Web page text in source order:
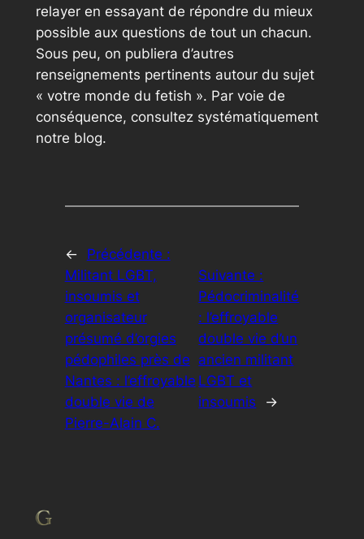
relayer en essayant de répondre du mieux
possible aux questions de tout un chacun.
Sous peu, on publiera d’autres
renseignements pertinents autour du sujet
« votre monde du fetish ». Par voie de
conséquence, consultez systématiquement
notre blog.
←
Précédente :
Militant LGBT,
insoumis et
organisateur
présumé d’orgies
pédophiles près de
Nantes : l’effroyable
double vie de
Pierre-Alain C.
Suivante :
Pédocriminalité
: l’effroyable
double vie d’un
ancien militant
LGBT et
insoumis
→